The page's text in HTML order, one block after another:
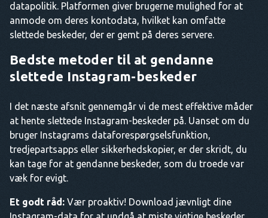
datapolitik. Platformen giver brugerne mulighed for at
anmode om deres kontodata, hvilket kan omfatte
slettede beskeder, der er gemt på deres servere.
Bedste metoder til at gendanne
slettede Instagram-beskeder
I det næste afsnit gennemgår vi de mest effektive måder
at hente slettede Instagram-beskeder på. Uanset om du
bruger Instagrams dataforespørgselsfunktion,
tredjepartsapps eller sikkerhedskopier, er der skridt, du
kan tage for at gendanne beskeder, som du troede var
væk for evigt.
Et godt råd: Vær proaktiv! Download jævnligt dine